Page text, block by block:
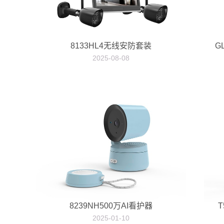
8133HL4无线安防套装
2025-08-08
8239NH500万AI看护器
2025-01-10